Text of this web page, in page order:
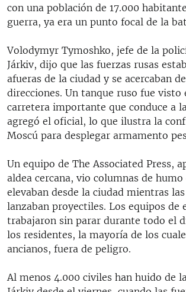
con una población de 17.000
guerra, ya era un punto focal de la
Volodymyr Tymoshko, jefe de la
Járkiv, dijo que las fuerzas rusas
afueras de la ciudad y se acercaban
direcciones. Un tanque ruso fue visto
carretera importante que conduce a
agregó el oficial, lo que ilustra la
Moscú para desplegar armamento
Un equipo de The Associated Press,
aldea cercana, vio columnas de humo
elevaban desde la ciudad mientras
lanzaban proyectiles. Los equipos de
trabajaron sin parar durante todo el
los residentes, la mayoría de los
ancianos, fuera de peligro.
Al menos 4.000 civiles han huido de